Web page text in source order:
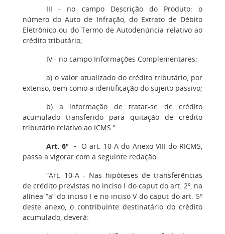
III - no campo Descrição do Produto: o
número do Auto de Infração, do Extrato de Débito
Eletrônico ou do Termo de Autodenúncia relativo ao
crédito tributário;
IV - no campo Informações Complementares:
a) o valor atualizado do crédito tributário, por
extenso, bem como a identificação do sujeito passivo;
b) a informação de tratar-se de crédito
acumulado transferido para quitação de crédito
tributário relativo ao ICMS.”.
Art. 6º - O art. 10-A do Anexo VIII do RICMS,
passa a vigorar com a seguinte redação:
“Art. 10-A - Nas hipóteses de transferências
de crédito previstas no inciso I do caput do art. 2º, na
alínea “a” do inciso I e no inciso V do caput do art. 5º
deste anexo, o contribuinte destinatário do crédito
acumulado, deverá: